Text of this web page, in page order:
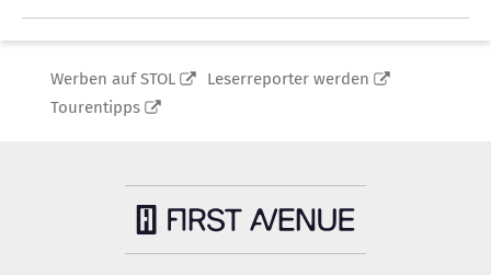
Werben auf STOL
Leserreporter werden
Tourentipps